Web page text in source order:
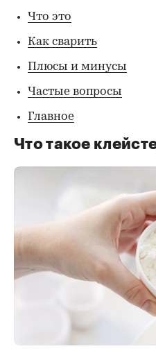
Что это
Как сварить
Плюсы и минусы
Частые вопросы
Главное
Что такое